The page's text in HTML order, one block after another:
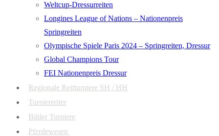
Weltcup-Dressurreiten
Longines League of Nations – Nationenpreis
Springreiten
Olympische Spiele Paris 2024 – Springreiten, Dressur
Global Champions Tour
FEI Nationenpreis Dressur
Regionale Reitturniere SH / HH
Turnierreiter
Bilder Turniere
Pferdewesen